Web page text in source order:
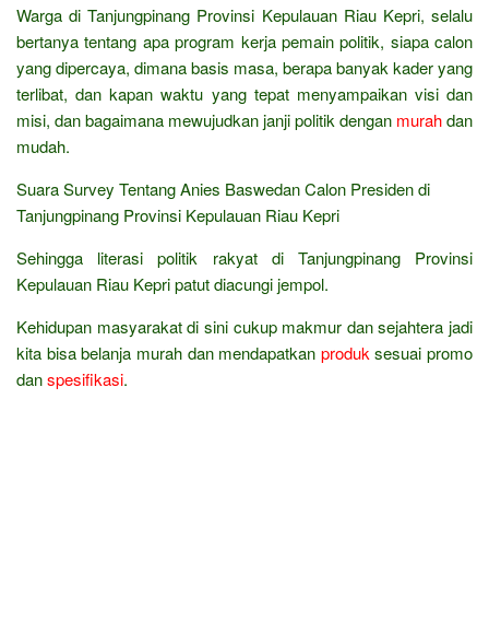
Warga di Tanjungpinang Provinsi Kepulauan Riau Kepri, selalu
bertanya tentang apa program kerja pemain politik, siapa calon
yang dipercaya, dimana basis masa, berapa banyak kader yang
terlibat, dan kapan waktu yang tepat menyampaikan visi dan
misi, dan bagaimana mewujudkan janji politik dengan murahdan
mudah.
Suara Survey Tentang Anies Baswedan Calon Presiden di
Tanjungpinang Provinsi Kepulauan Riau Kepri
Sehingga literasi politik rakyat di Tanjungpinang Provinsi
Kepulauan Riau Kepri patut diacungi jempol.
Kehidupan masyarakat di sini cukup makmur dan sejahtera jadi
kita bisa belanja murah dan mendapatkan produk sesuai promo
danspesifikasi.